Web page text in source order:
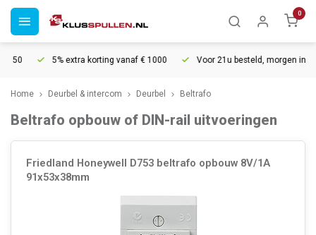
0
5% extra korting vanaf € 1000 Voor 21u besteld, morgen in huis*
Home Deurbel & intercom Deurbel Beltrafo
Beltrafo opbouw of DIN-rail uitvoeringen
Friedland Honeywell D753 beltrafo opbouw 8V/1A
91x53x38mm